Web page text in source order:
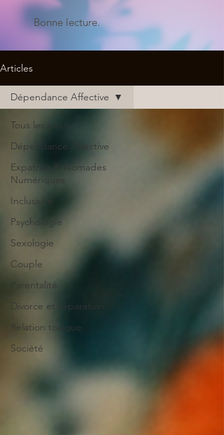
Bonne lecture.
Articles
Tous les posts
Dépendance Affective
Expatriés & Nomades
Numériques
Inclusivité
Psychologie
Sexologie
Couple
Parentalité
Divorce et séparation
Relation toxique
Société
Dépendance Affective